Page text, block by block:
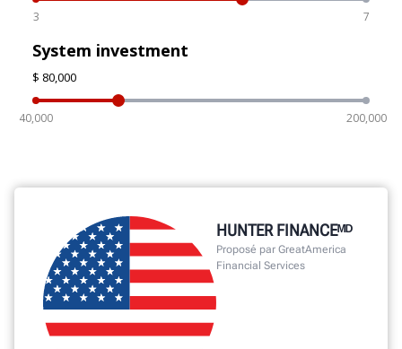
HUNTER FINANCEᴹᴰ
Proposé par GreatAmerica
Financial Services